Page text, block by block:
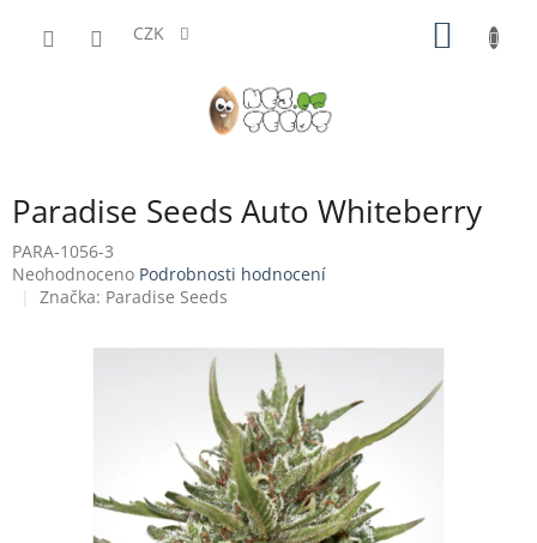
CZK
Paradise Seeds Auto Whiteberry
PARA-1056-3
Průměrné
hodnocení
Neohodnoceno Podrobnosti hodnocení
Značka: Paradise Seeds